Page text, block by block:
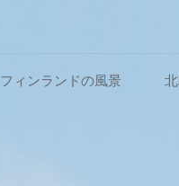
フィンランドの風景